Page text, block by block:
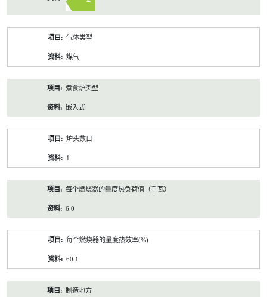
气体类型
煤气
煮食炉类型
嵌入式
炉头数目
1
每个燃烧器的量度热负荷值（千瓦）
6.0
每个燃烧器的量度热效率(%)
60.1
制造地方